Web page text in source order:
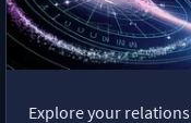
Explore your